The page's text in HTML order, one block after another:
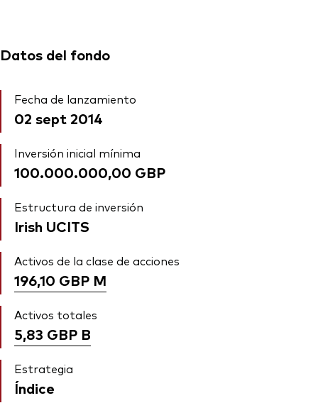
Datos del fondo
Fecha de lanzamiento
02 sept 2014
Inversión inicial mínima
100.000.000,00 GBP
Estructura de inversión
Irish UCITS
Activos de la clase de acciones
196,10 GBP M
Activos totales
5,83 GBP B
Estrategia
Índice